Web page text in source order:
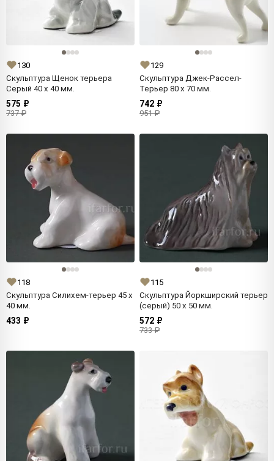
130
Скульптура Щенок терьера
Серый 40 x 40 мм.
575 ₽
737 ₽
129
Скульптура Джек-Рассел-
Терьер 80 x 70 мм.
742 ₽
951 ₽
118
Скульптура Силихем-терьер 45 x
40 мм.
433 ₽
115
Скульптура Йоркширский терьер
(серый) 50 x 50 мм.
572 ₽
733 ₽